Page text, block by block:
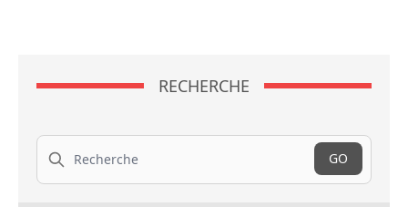
RECHERCHE
Recherche
GO